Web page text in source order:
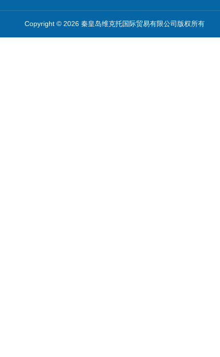
Copyright © 2026 秦皇岛维克托国际贸易有限公司版权所有